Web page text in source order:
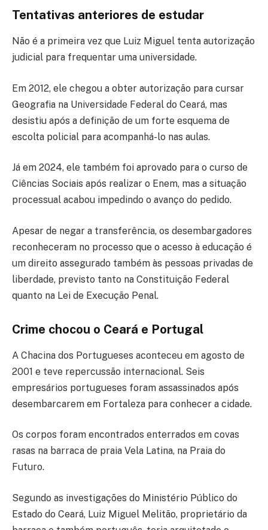
Tentativas anteriores de estudar
Não é a primeira vez que Luiz Miguel tenta autorização
judicial para frequentar uma universidade.
Em 2012, ele chegou a obter autorização para cursar
Geografia na Universidade Federal do Ceará, mas
desistiu após a definição de um forte esquema de
escolta policial para acompanhá-lo nas aulas.
Já em 2024, ele também foi aprovado para o curso de
Ciências Sociais após realizar o Enem, mas a situação
processual acabou impedindo o avanço do pedido.
Apesar de negar a transferência, os desembargadores
reconheceram no processo que o acesso à educação é
um direito assegurado também às pessoas privadas de
liberdade, previsto tanto na Constituição Federal
quanto na Lei de Execução Penal.
Crime chocou o Ceará e Portugal
A Chacina dos Portugueses aconteceu em agosto de
2001 e teve repercussão internacional. Seis
empresários portugueses foram assassinados após
desembarcarem em Fortaleza para conhecer a cidade.
Os corpos foram encontrados enterrados em covas
rasas na barraca de praia Vela Latina, na Praia do
Futuro.
Segundo as investigações do Ministério Público do
Estado do Ceará, Luiz Miguel Melitão, proprietário da